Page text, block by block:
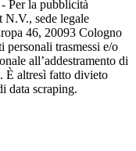
Per la pubblicità
sede legale
46, 20093 Cologno
personali trasmessi e/o
all’addestramento di
È altresì fatto divieto
data scraping.